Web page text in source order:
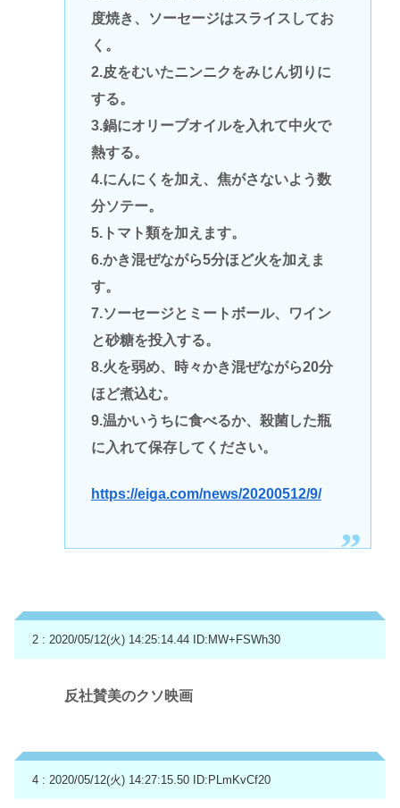
度焼き、ソーセージはスライスしてお
く。
2.皮をむいたニンニクをみじん切りに
する。
3.鍋にオリーブオイルを入れて中火で
熱する。
4.にんにくを加え、焦がさないよう数
分ソテー。
5.トマト類を加えます。
6.かき混ぜながら5分ほど火を加えま
す。
7.ソーセージとミートボール、ワイン
と砂糖を投入する。
8.火を弱め、時々かき混ぜながら20分
ほど煮込む。
9.温かいうちに食べるか、殺菌した瓶
に入れて保存してください。
https://eiga.com/news/20200512/9/
2 : 2020/05/12(火) 14:25:14.44 ID:MW+FSWh30
反社賛美のクソ映画
4 : 2020/05/12(火) 14:27:15.50 ID:PLmKvCf20